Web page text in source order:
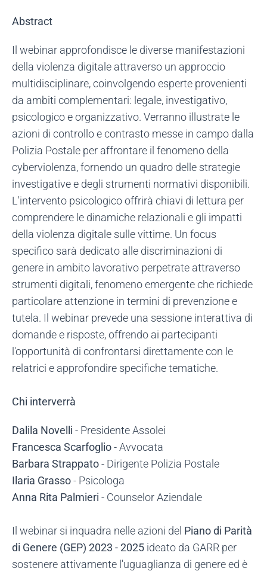
Abstract
Il webinar approfondisce le diverse manifestazioni
della violenza digitale attraverso un approccio
multidisciplinare, coinvolgendo esperte provenienti
da ambiti complementari: legale, investigativo,
psicologico e organizzativo. Verranno illustrate le
azioni di controllo e contrasto messe in campo dalla
Polizia Postale per affrontare il fenomeno della
cyberviolenza, fornendo un quadro delle strategie
investigative e degli strumenti normativi disponibili.
L'intervento psicologico offrirà chiavi di lettura per
comprendere le dinamiche relazionali e gli impatti
della violenza digitale sulle vittime. Un focus
specifico sarà dedicato alle discriminazioni di
genere in ambito lavorativo perpetrate attraverso
strumenti digitali, fenomeno emergente che richiede
particolare attenzione in termini di prevenzione e
tutela. Il webinar prevede una sessione interattiva di
domande e risposte, offrendo ai partecipanti
l'opportunità di confrontarsi direttamente con le
relatrici e approfondire specifiche tematiche.
Chi interverrà
Dalila Novelli - Presidente Assolei
Francesca Scarfoglio- Avvocata
Barbara Strappato- Dirigente Polizia Postale
Ilaria Grasso- Psicologa
Anna Rita Palmieri - Counselor Aziendale
Il webinar si inquadra nelle azioni del Piano di Parità
di Genere (GEP) 2023 - 2025 ideato da GARR per
sostenere attivamente l'uguaglianza di genere ed è